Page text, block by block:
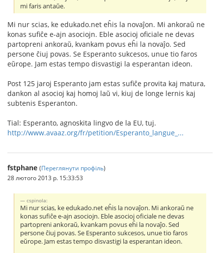
mi faris antaŭe.
Mi nur scias, ke edukado.net eĥis la novaĵon. Mi ankoraŭ ne
konas sufiĉe e-ajn asociojn. Eble asocioj oficiale ne devas
partopreni ankoraŭ, kvankam povus eĥi la novaĵo. Sed
persone ĉiuj povas. Se Esperanto sukcesos, unue tio faros
eŭrope. Jam estas tempo disvastigi la esperantan ideon.
Post 125 jaroj Esperanto jam estas sufiĉe provita kaj matura,
dankon al asocioj kaj homoj laŭ vi, kiuj de longe lernis kaj
subtenis Esperanton.
Tial: Esperanto, agnoskita lingvo de la EU, tuj.
http://www.avaaz.org/fr/petition/Esperanto_langue_...
fstphane (Переглянути профіль)
28 лютого 2013 р. 15:33:53
cspinola:
Mi nur scias, ke edukado.net eĥis la novaĵon. Mi ankoraŭ ne
konas sufiĉe e-ajn asociojn. Eble asocioj oficiale ne devas
partopreni ankoraŭ, kvankam povus eĥi la novaĵo. Sed
persone ĉiuj povas. Se Esperanto sukcesos, unue tio faros
eŭrope. Jam estas tempo disvastigi la esperantan ideon.